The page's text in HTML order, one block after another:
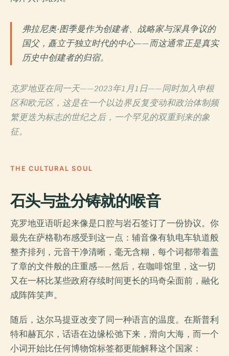
弗拉尼奥·图季曼作为创建者、战略家与深具争议的
国父，矗立于独立时代的中心——而这通常正是真实
历史中创建者的归宿。
克罗地亚在同一天——2023年1月1日——同时加入申根
区和欧元区，这是在一个以边界反复变动和政治体制频
繁更迭为标志的世纪之后，一个罕见的双重到来的象
征。
THE CULTURAL SOUL
石头与盐分铸就的喉音
克罗地亚语听起来像是口腔与岩石签订了一份协议。你
最先在萨格勒布感受到这一点：辅音像有轨电车轨道般
整齐排列，元音干净清晰，毫无含糊，每个词都带着盖
了章的文件般的庄重感——然后，在咖啡馆里，这一切
又在一杯比某些政府存续时间更长的玛奇朵面前，融化
成阵阵笑声。
随后，达尔马提亚改变了同一种语言的温度。在斯普利
特和赫瓦尔，话语在边缘松弛下来，滑向大海，而一个
小词开始比任何博物馆标签都更能解释这个国家：